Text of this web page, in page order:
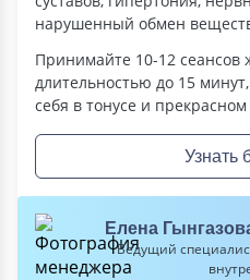
Елена
Ведущий
нарушенный обмен
Принимайте 10-12
длительностью до 15
себя в тонусе и
Узнать